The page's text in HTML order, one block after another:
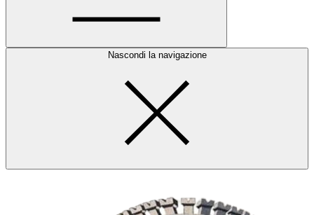
Nascondi la navigazione